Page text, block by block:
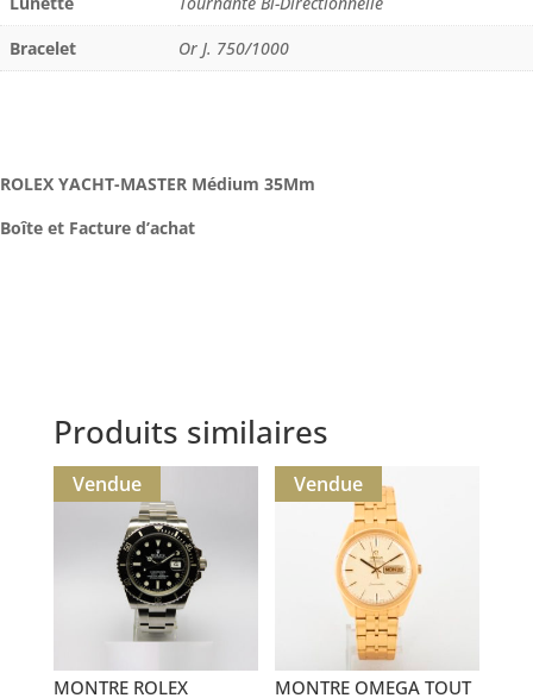
Bracelet
Or J. 750/1000
ROLEX YACHT-MASTER Médium 35Mm
Boîte et Facture d’achat
Produits similaires
Vendue
MONTRE ROLEX
Vendue
MONTRE OMEGA TOUT